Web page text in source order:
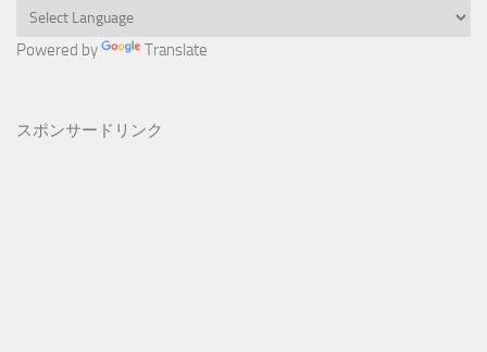
Powered by Translate
スポンサードリンク